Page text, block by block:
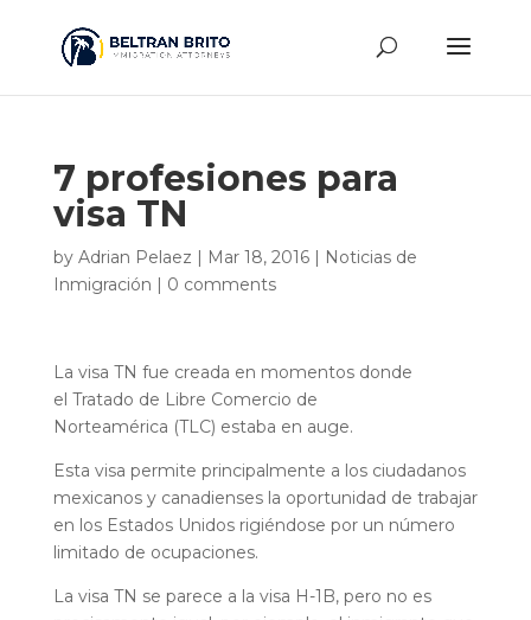
7 profesiones para
visa TN
by Adrian Pelaez | Mar 18, 2016| Noticias de
Inmigración | 0 comments
La visa TN fue creada en momentos donde
el Tratado de Libre Comercio de
Norteamérica (TLC) estaba en auge.
Esta visa permite principalmente a los ciudadanos
mexicanos y canadienses la oportunidad de trabajar
en los Estados Unidos rigiéndose por un número
limitado de ocupaciones.
La visa TN se parece a la visa H-1B, pero no es